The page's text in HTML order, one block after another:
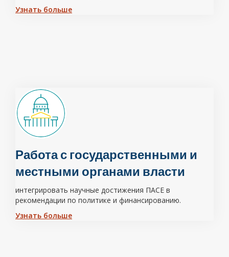
Узнать больше
Работа с государственными и
местными органами власти
интегрировать научные достижения ПАСЕ в
рекомендации по политике и финансированию.
Узнать больше